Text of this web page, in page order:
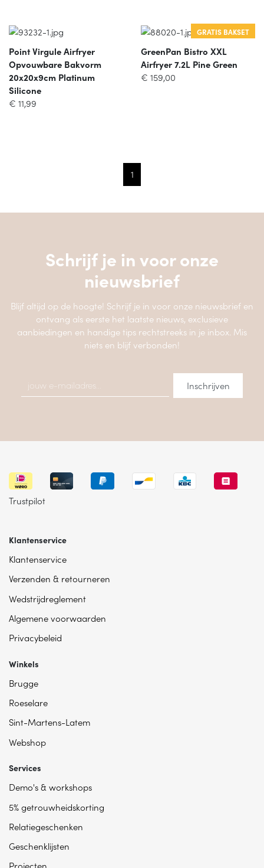
Point Virgule Airfryer
Opvouwbare Bakvorm
20x20x9cm Platinum
Silicone
€ 11,99
GRATIS BAKSET
GreenPan Bistro XXL
Airfryer 7.2L Pine Green
€ 159,00
1
Schrijf je in voor onze
nieuwsbrief
Blijf altijd op de hoogte! Schrijf je in voor onze nieuwsbrief en
ontvang als eerste het laatste nieuws, exclusieve
aanbiedingen en handige tips rechtstreeks in je inbox. Mis
niets en blijf verbonden!
Trustpilot
Klantenservice
Klantenservice
Verzenden & retourneren
Wedstrijdreglement
Algemene voorwaarden
Privacybeleid
Winkels
Brugge
Roeselare
Sint-Martens-Latem
Webshop
Services
Demo's & workshops
5% getrouwheidskorting
Relatiegeschenken
Geschenklijsten
Projecten